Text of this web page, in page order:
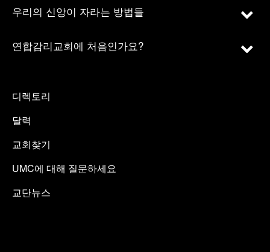
우리의 신앙이 자라는 방법들
연합감리교회에 처음인가요?
디렉토리
달력
교회찾기
UMC에 대해 질문하세요
교단뉴스